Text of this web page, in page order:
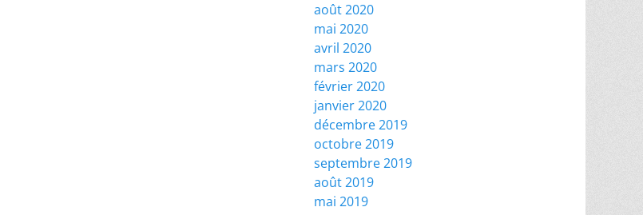
août 2020
mai 2020
avril 2020
mars 2020
février 2020
janvier 2020
décembre 2019
octobre 2019
septembre 2019
août 2019
mai 2019